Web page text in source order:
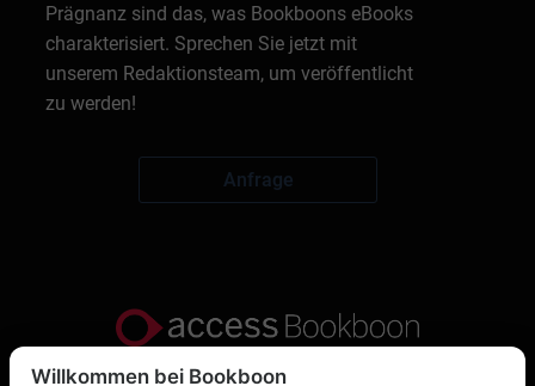
Prägnanz sind das, was Bookboons eBooks
charakterisiert. Sprechen Sie jetzt mit
unserem Redaktionsteam, um veröffentlicht
zu werden!
Anfrage
Willkommen bei Bookboon